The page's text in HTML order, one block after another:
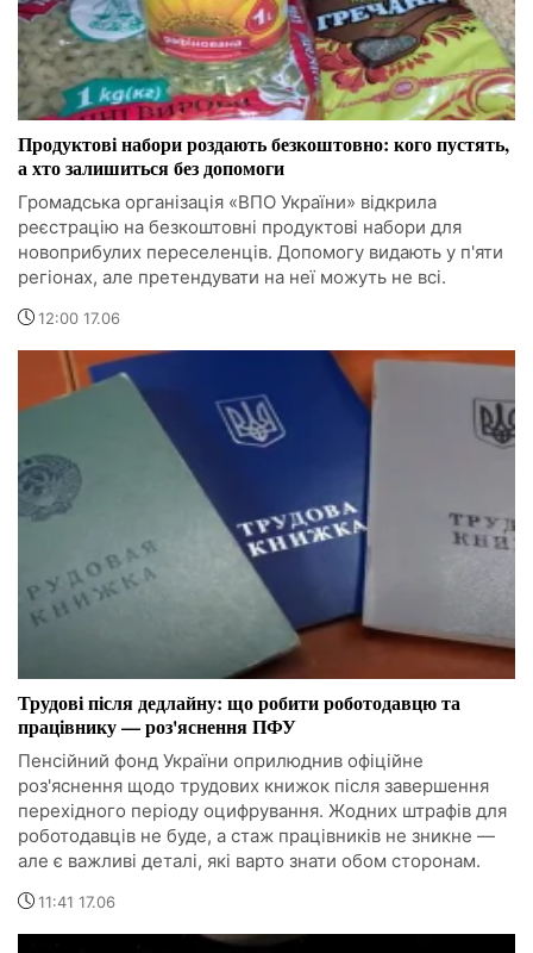
Продуктові набори роздають безкоштовно: кого пустять,
а хто залишиться без допомоги
Громадська організація «ВПО України» відкрила
реєстрацію на безкоштовні продуктові набори для
новоприбулих переселенців. Допомогу видають у п'яти
регіонах, але претендувати на неї можуть не всі.
12:00 17.06
Трудові після дедлайну: що робити роботодавцю та
працівнику — роз'яснення ПФУ
Пенсійний фонд України оприлюднив офіційне
роз'яснення щодо трудових книжок після завершення
перехідного періоду оцифрування. Жодних штрафів для
роботодавців не буде, а стаж працівників не зникне —
але є важливі деталі, які варто знати обом сторонам.
11:41 17.06